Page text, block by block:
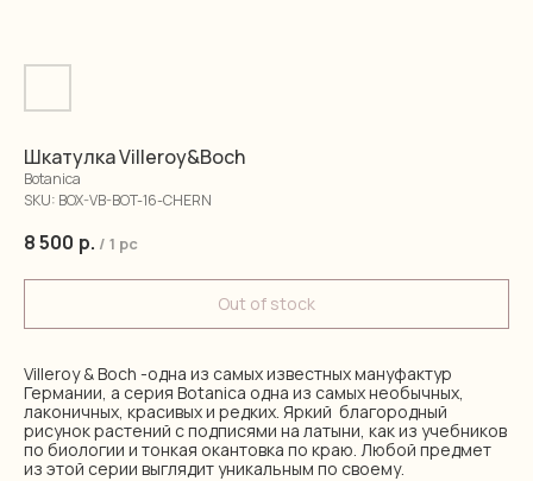
Шкатулка Villeroy&Boch
Botanica
SKU: BOX-VB-BOT-16-CHERN
8 500 р. / 1 pc
Out of stock
Villeroy & Boch -одна из самых известных мануфактур
Германии, а серия Botanica одна из самых необычных,
лаконичных, красивых и редких. Яркий благородный
рисунок растений с подписями на латыни, как из учебников
по биологии и тонкая окантовка по краю. Любой предмет
из этой серии выглядит уникальным по своему.